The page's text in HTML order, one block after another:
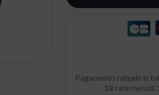
Pagamento rateale in
18 rate